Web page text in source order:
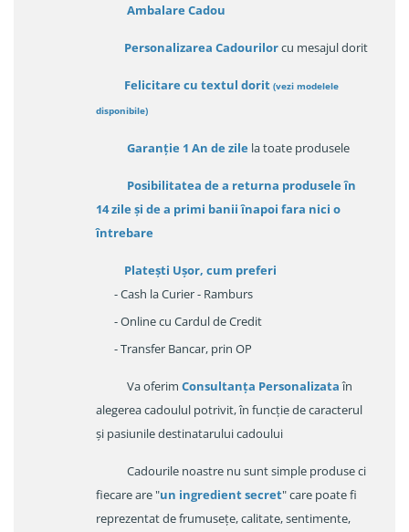
Ambalare Cadou
Personalizarea Cadourilorcu mesajul dorit
Felicitare cu textul dorit (vezi modelele
disponibile)
Garanție 1 An de zile la toate produsele
Posibilitatea de a returna produsele în
14 zileși de a primi banii înapoi fara nici o
întrebare
Platești Ușor, cum preferi
- Cash la Curier - Ramburs
- Online cu Cardul de Credit
- Transfer Bancar, prin OP
Va oferim Consultanța Personalizataîn
alegerea cadoulul potrivit, în funcție de caracterul
și pasiunile destinatarului cadoului
Cadourile noastre nu sunt simple produse ci
fiecare are "un ingredient secret" care poate fi
reprezentat de frumusețe, calitate, sentimente,